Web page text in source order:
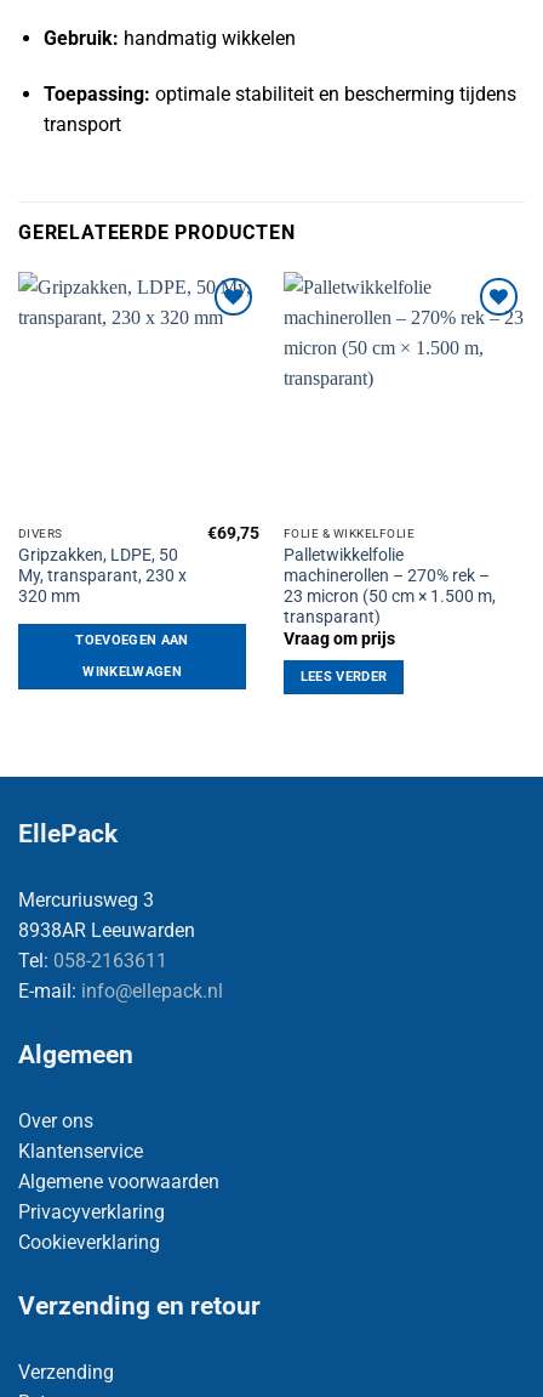
Gebruik: handmatig wikkelen
Toepassing: optimale stabiliteit en bescherming tijdens
transport
GERELATEERDE PRODUCTEN
DIVERS
Gripzakken, LDPE, 50
My, transparant, 230 x
320 mm
€69,75
TOEVOEGEN AAN
WINKELWAGEN
aan
FOLIE & WIKKELFOLIE
Palletwikkelfolie
machinerollen – 270% rek –
23 micron (50 cm × 1.500 m,
transparant)
Vraag om prijs
LEES VERDER
EllePack
Mercuriusweg 3
8938AR Leeuwarden
Tel: 058-2163611
E-mail: info@ellepack.nl
Algemeen
Over ons
Klantenservice
Algemene voorwaarden
Privacyverklaring
Cookieverklaring
Verzending en retour
Verzending